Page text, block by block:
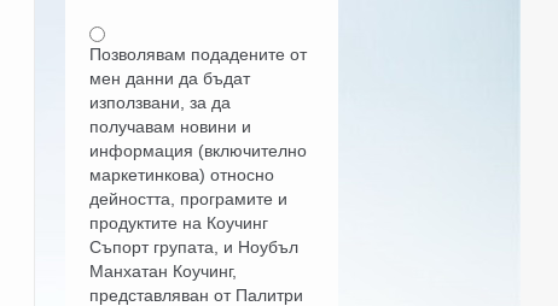
Позволявам подадените от
мен данни да бъдат
използвани, за да
получавам новини и
информация (включително
маркетинкова) относно
дейността, програмите и
продуктите на Коучинг
Съпорт групата, и Ноубъл
Манхатан Коучинг,
представляван от Палитри